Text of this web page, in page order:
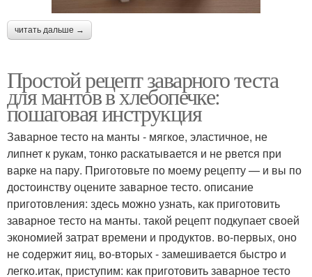
читать дальше →
Простой рецепт заварного теста
для мантов в хлебопечке:
пошаговая инструкция
Заварное тесто на манты - мягкое, эластичное, не
липнет к рукам, тонко раскатывается и не рвется при
варке на пару. Приготовьте по моему рецепту — и вы по
достоинству оцените заварное тесто. описание
приготовления: здесь можно узнать, как приготовить
заварное тесто на манты. такой рецепт подкупает своей
экономией затрат времени и продуктов. во-первых, оно
не содержит яиц, во-вторых - замешивается быстро и
легко.итак, приступим: как приготовить заварное тесто